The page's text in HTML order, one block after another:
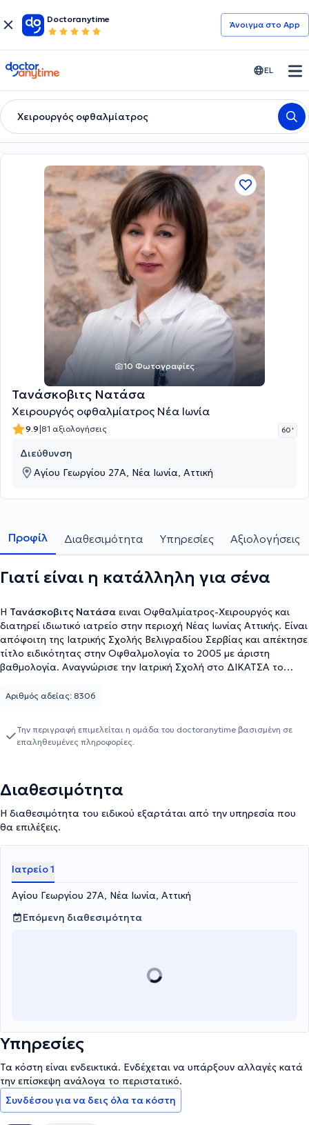
Doctoranytime
Άνοιγμα στο App
doctoranytime EL
Χειρουργός οφθαλμίατρος
10 Φωτογραφίες
Τανάσκοβιτς Νατάσα
Χειρουργός οφθαλμίατρος Νέα Ιωνία
9.9|81 αξιολογήσεις 60 '
Διεύθυνση
Αγίου Γεωργίου 27Α, Νέα Ιωνία, Αττική
Προφίλ Διαθεσιμότητα Υπηρεσίες Αξιολογήσεις
Γιατί είναι η κατάλληλη για σένα
Η Τανάσκοβιτς Νατάσα ειναι Οφθαλμίατρος-Χειρουργός και
διατηρεί ιδιωτικό ιατρείο στην περιοχή Νέας Ιωνίας Αττικής. Είναι
απόφοιτη της Ιατρικής Σχολής Βελιγραδίου Σερβίας και απέκτησε
τίτλο ειδικότητας στην Οφθαλμολογία το 2005 με άριστη
βαθμολογία. Αναγνώρισε την Ιατρική Σχολή στο ΔΙΚΑΤΣΑ το
Εργάστηκε στο Ερευνητικό και Θεραπευτικό Ινστιτούτο
Αθλητικής Όρασης. Συνεργάστηκε σαν έμμεσος συνεργάτης στο
Νοσοκομείο «Υγεία» (Α Οφθαλμολογική Κλινική) από 2007 εώς
Εταιρείας. Συνεργάζεται με την Οφθαλμολογική Κλινική
Αριθμός αδείας: 8306
Την περιγραφή επιμελείται η ομάδα του doctoranytime βασισμένη σε
επαληθευμένες πληροφορίες.
Διαθεσιμότητα
Η διαθεσιμότητα του ειδικού εξαρτάται από την υπηρεσία που
θα επιλέξεις.
Ιατρείο 1
Αγίου Γεωργίου 27Α, Νέα Ιωνία, Αττική
Επόμενη διαθεσιμότητα
Υπηρεσίες
Τα κόστη είναι ενδεικτικά. Ενδέχεται να υπάρξουν αλλαγές κατά
την επίσκεψη ανάλογα το περιστατικό.
Συνδέσου για να δεις όλα τα κόστη